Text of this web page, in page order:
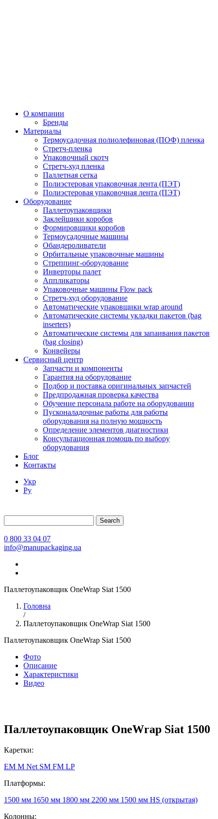
О компании
Бренды
Материалы
Термоусадочная полиолефиновая (ПОФ) пленка
Стретч-пленка
Упаковочный скотч
Стретч-худ пленка
Паллетная сетка
Полиэстеровая упаковочная лента (ПЭТ)
Полиэстеровая упаковочная лента (ПЭТ)
Оборудование
Паллетоупаковщики
Заклейщики коробов
Формировщики коробов
Термоусадочные машины
Обандероливатели
Орбитальные упаковочные машины
Стреппинг-оборудование
Инверторы палет
Аппликаторы
Упаковочные машины Flow pack
Стретч-худ оборудование
Автоматические упаковщики wrap around
Автоматические системы укладки пакетов (bag
inserters)
Автоматические системы для запаивания пакетов
(bag closing)
Конвейеры
Сервисный центр
Запчасти и компоненты
Гарантия на оборудование
Подбор и поставка оригинальных запчастей
Предпродажная проверка качества
Обучение персонала работе на оборудовании
Пусконаладочные работы для работы
оборудования на полную мощность
Определение элементов диагностики
Консультационная помощь по выбору
оборудования
Блог
Контакты
Укр
Ру
Search
0 800 33 04 07
info@manupackaging.ua
Паллетоупаковщик OneWrap Siat 1500
Головна
/
Паллетоупаковщик OneWrap Siat 1500
Паллетоупаковщик OneWrap Siat 1500
Фото
Описание
Характеристики
Видео
Паллетоупаковщик OneWrap Siat 1500
Каретки:
EM M Net SM FM LP
Платформы:
1500 мм 1650 мм 1800 мм 2200 мм 1500 мм HS (открытая)
Колонны: